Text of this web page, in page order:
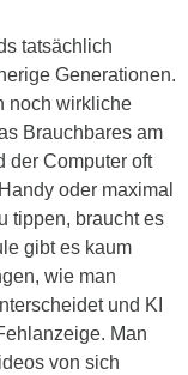
tatsächlich
Generationen.
noch wirkliche
Brauchbares am
der Computer oft
oder maximal
tippen, braucht es
gibt es kaum
wie man
und KI
Man
von sich